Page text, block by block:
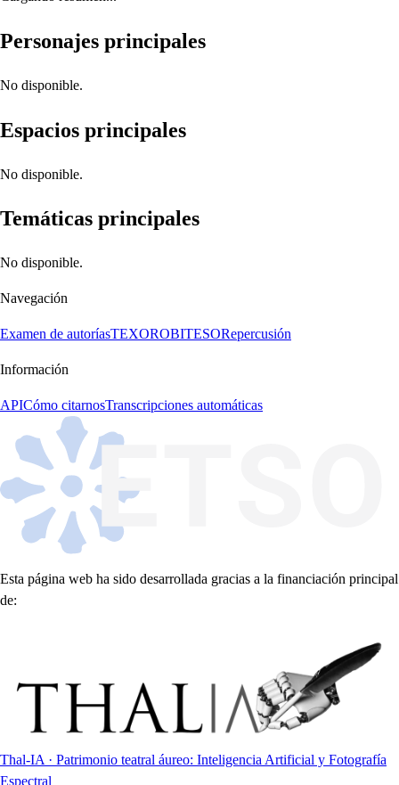
Personajes principales
No disponible.
Espacios principales
No disponible.
Temáticas principales
No disponible.
Navegación
Examen de autoríasTEXOROBITESORepercusión
Información
APICómo citarnosTranscripciones automáticas
Esta página web ha sido desarrollada gracias a la financiación principal
de:
Thal-IA · Patrimonio teatral áureo: Inteligencia Artificial y Fotografía
Espectral